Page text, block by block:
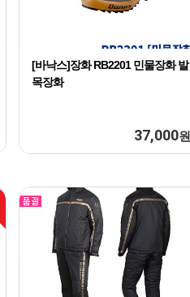
[바낙스]장화 RB2201 민물장화 발
목장화
37,000원